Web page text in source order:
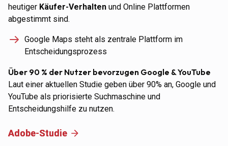
heutiger Käufer-Verhalten und Online Plattformen
abgestimmt sind.
Google Maps steht als zentrale Plattform im
Entscheidungsprozess
Über 90 % der Nutzer bevorzugen Google & YouTube
Laut einer aktuellen Studie geben über 90% an, Google und
YouTube als priorisierte Suchmaschine und
Entscheidungshilfe zu nutzen.
Adobe-Studie